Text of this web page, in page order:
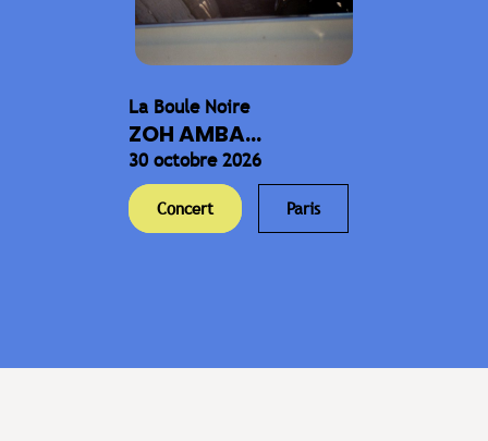
La Boule Noire
ZOH AMBA...
30 octobre 2026
Concert Paris